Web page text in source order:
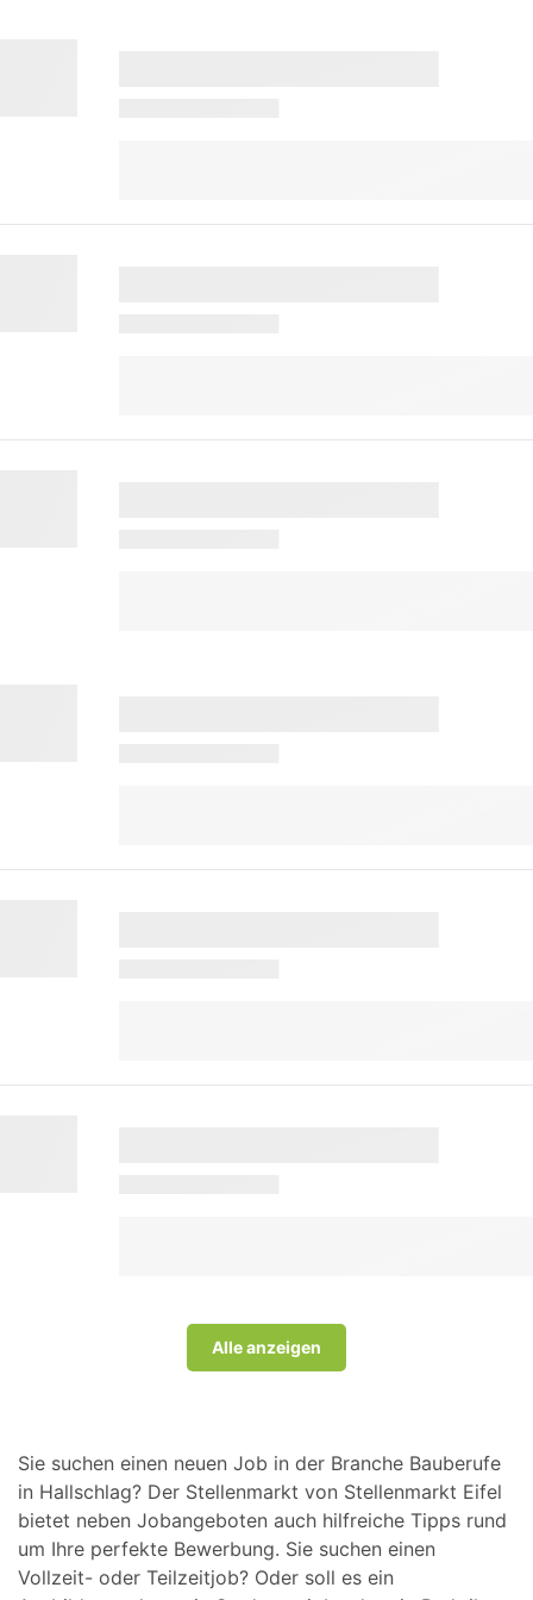
Alle anzeigen
Sie suchen einen neuen Job in der Branche Bauberufe
in Hallschlag? Der Stellenmarkt von Stellenmarkt Eifel
bietet neben Jobangeboten auch hilfreiche Tipps rund
um Ihre perfekte Bewerbung. Sie suchen einen
Vollzeit- oder Teilzeitjob? Oder soll es ein